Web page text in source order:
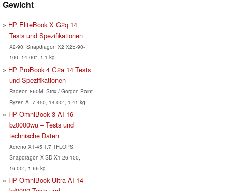
Gewicht
HP EliteBook X G2q 14
Tests und Spezifikationen
X2-90, Snapdragon X2 X2E-90-
100, 14.00", 1.1 kg
HP ProBook 4 G2a 14 Tests
und Spezifikationen
Radeon 860M, Strix / Gorgon Point
Ryzen AI 7 450, 14.00", 1.41 kg
HP OmniBook 3 AI 16-
bz0000wu – Tests und
technische Daten
Adreno X1-45 1.7 TFLOPS,
Snapdragon X SD X1-26-100,
16.00", 1.66 kg
HP OmniBook Ultra AI 14-